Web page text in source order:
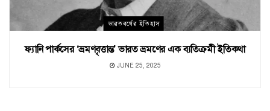
ভারতবর্ষের ইতিহাস
ফ্যানি পার্কসের ‘ভ্রমণবৃত্তান্ত’ ভারত ভ্রমণের এক ব্যতিক্রমী ইতিকথা
JUNE 25, 2025